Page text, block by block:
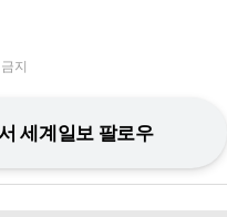
지
세계일보 팔로우